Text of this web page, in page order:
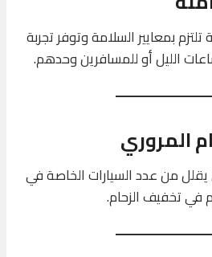
بمعايير السلامة وتوفر تجربة
الليل أو للمسافرين وحدهم.
المروري
من عدد السيارات الخاصة في
في تخفيف الزحام.